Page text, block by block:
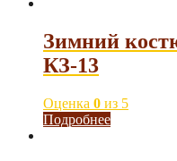
Зимний
КЗ-13
Оценка 0 из 5
Подробнее